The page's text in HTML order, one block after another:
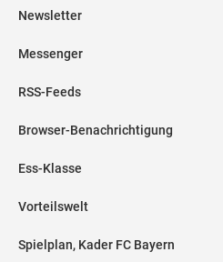
Newsletter
Messenger
RSS-Feeds
Browser-Benachrichtigung
Ess-Klasse
Vorteilswelt
Spielplan, Kader FC Bayern